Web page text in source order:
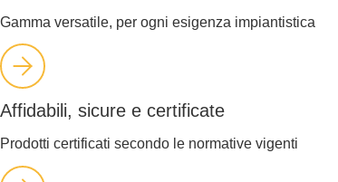
Gamma versatile, per ogni esigenza impiantistica
Affidabili, sicure e certificate
Prodotti certificati secondo le normative vigenti